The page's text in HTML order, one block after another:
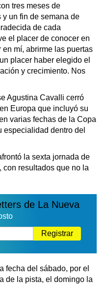
Útiles
tres meses de
un fin de semana de
de cada
el placer de conocer en
mí, abrirme las puertas
placer haber elegido el
y crecimiento. Nos
Agustina Cavalli cerró
Europa que incluyó su
varias fechas de la Copa
dentro del
la sexta jornada de
con resultados que no la
de La Nueva
Registrar
fecha del sábado, por el
de la pista, el domingo la